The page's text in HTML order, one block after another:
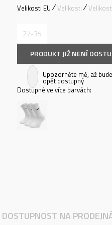
Velikosti EU Velikosti
27-35
PRODUKT JIŽ NENÍ
Upozorněte mě, až
opět dostupný
Dostupné ve více barvách:
NA